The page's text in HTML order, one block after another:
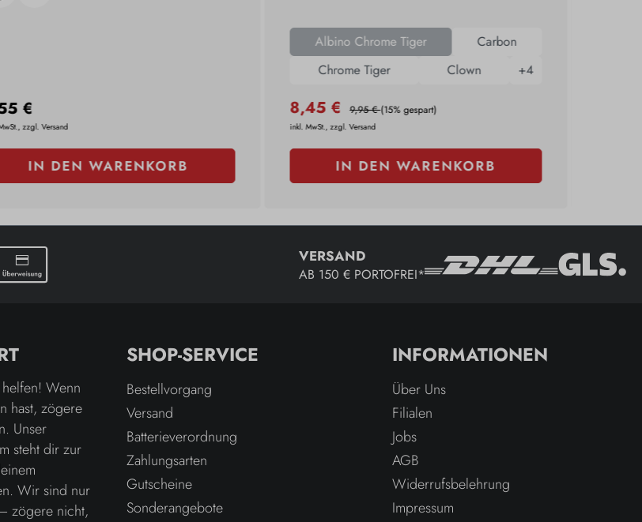
€
zzgl. Versand
IN DEN WARENKORB
Albino Chrome Tiger
Carbon
Chrome Tiger
Clown +4
8,45 € 9,95 €(15% gespart)
inkl. MwSt., zzgl. Versand
IN DEN WARENKORB
VERSAND
AB 150 € PORTOFREI*
Wenn
hast, zögere
Unser
steht dir zur
Wir sind nur
zögere nicht,
SHOP-SERVICE
Bestellvorgang
Versand
Batterieverordnung
Zahlungsarten
Gutscheine
Sonderangebote
INFORMATIONEN
Über Uns
Filialen
Jobs
AGB
Widerrufsbelehrung
Impressum